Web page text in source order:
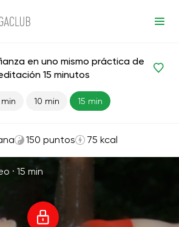
Autoestima
en uno mismo práctica de
15 minutos
10 min 15 min
150 puntos 75 kcal
· 15 min